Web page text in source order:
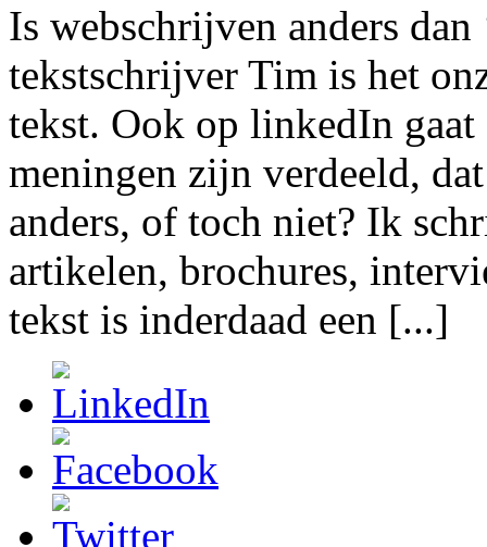
Is webschrijven anders dan
tekstschrijver Tim is het
tekst. Ook op linkedIn gaat
meningen zijn verdeeld,
anders, of toch niet? Ik
artikelen, brochures,
tekst is inderdaad een [...]